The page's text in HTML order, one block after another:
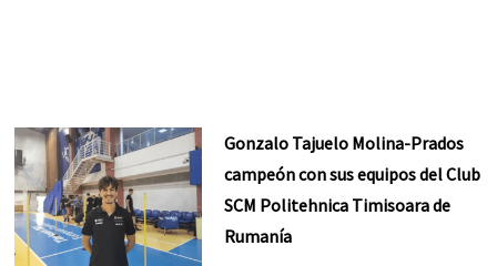
Gonzalo Tajuelo Molina-Prados
campeón con sus equipos del Club
SCM Politehnica Timisoara de
Rumanía